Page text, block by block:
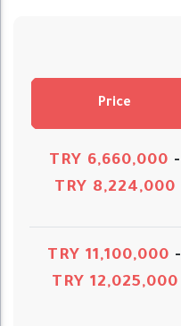
Price
TRY 6,660,000 -
TRY 8,224,000
TRY 11,100,000 -
TRY 12,025,000